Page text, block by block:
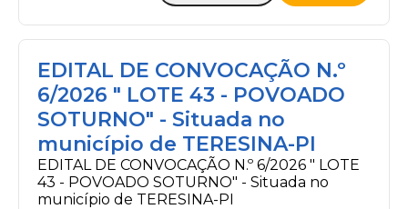
EDITAL DE CONVOCAÇÃO N.º
6/2026 " LOTE 43 - POVOADO
SOTURNO" - Situada no
município de TERESINA-PI
EDITAL DE CONVOCAÇÃO N.º 6/2026 " LOTE
43 - POVOADO SOTURNO" - Situada no
município de TERESINA-PI